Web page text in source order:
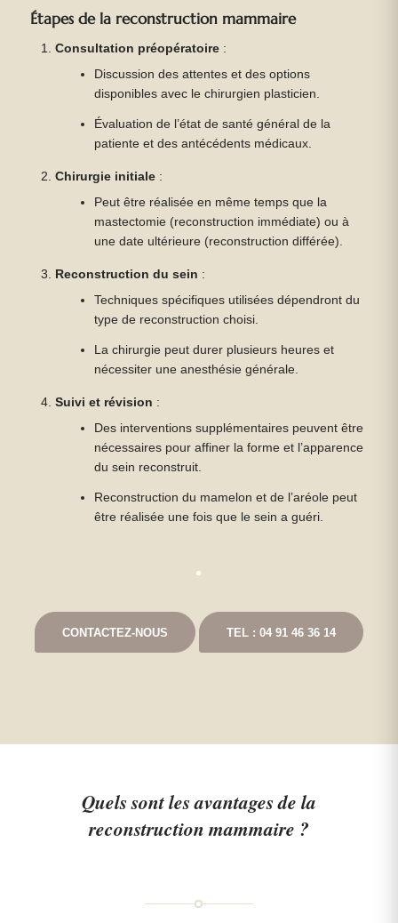
Étapes de la reconstruction mammaire
Consultation préopératoire :
Discussion des attentes et des options
disponibles avec le chirurgien plasticien.
Évaluation de l’état de santé général de la
patiente et des antécédents médicaux.
Chirurgie initiale :
Peut être réalisée en même temps que la
mastectomie (reconstruction immédiate) ou à
une date ultérieure (reconstruction différée).
Reconstruction du sein :
Techniques spécifiques utilisées dépendront du
type de reconstruction choisi.
La chirurgie peut durer plusieurs heures et
nécessiter une anesthésie générale.
Suivi et révision :
Des interventions supplémentaires peuvent être
nécessaires pour affiner la forme et l’apparence
du sein reconstruit.
Reconstruction du mamelon et de l’aréole peut
être réalisée une fois que le sein a guéri.
CONTACTEZ-NOUS TEL : 04 91 46 36 14
Quels sont les avantages de la
reconstruction mammaire ?